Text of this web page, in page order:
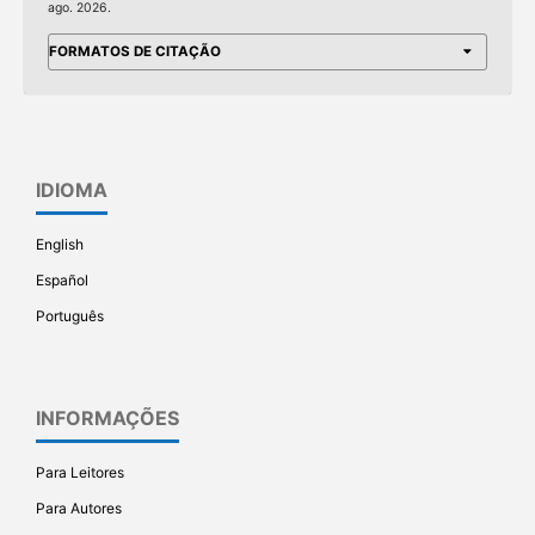
ago. 2026.
FORMATOS DE CITAÇÃO
IDIOMA
English
Español
Português
INFORMAÇÕES
Para Leitores
Para Autores